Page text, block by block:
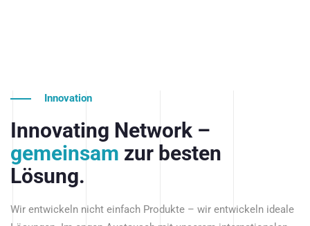
Innovation
Innovating Network –
gemeinsam zur besten
Lösung.
Wir entwickeln nicht einfach Produkte – wir entwickeln ideale